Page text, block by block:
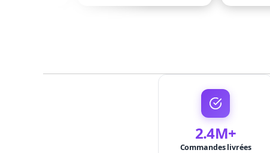
2.4M+
Commandes livrées